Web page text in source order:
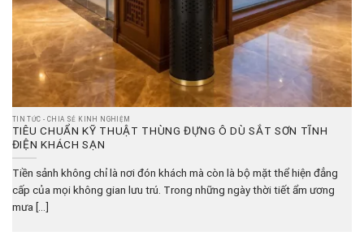
TIN TỨC - CHIA SẺ KINH NGHIỆM
TIÊU CHUẨN KỸ THUẬT THÙNG ĐỰNG Ô DÙ SẮT SƠN TĨNH
ĐIỆN KHÁCH SẠN
Tiền sảnh không chỉ là nơi đón khách mà còn là bộ mặt thể hiện đẳng
cấp của mọi không gian lưu trú. Trong những ngày thời tiết ẩm ương
mưa [...]